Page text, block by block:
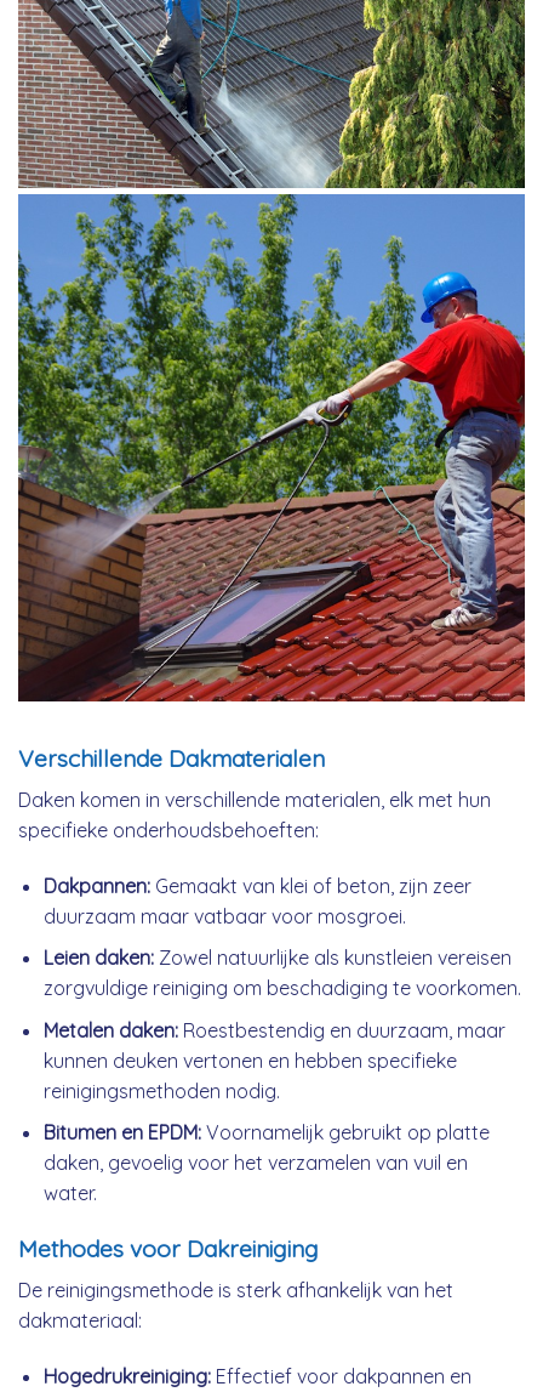
Verschillende Dakmaterialen
Daken komen in verschillende materialen, elk met hun
specifieke onderhoudsbehoeften:
Dakpannen:Gemaakt van klei of beton, zijn zeer
duurzaam maar vatbaar voor mosgroei.
Leien daken:Zowel natuurlijke als kunstleien vereisen
zorgvuldige reiniging om beschadiging te voorkomen.
Metalen daken:Roestbestendig en duurzaam, maar
kunnen deuken vertonen en hebben specifieke
reinigingsmethoden nodig.
Bitumen en EPDM:Voornamelijk gebruikt op platte
daken, gevoelig voor het verzamelen van vuil en
water.
Methodes voor Dakreiniging
De reinigingsmethode is sterk afhankelijk van het
dakmateriaal:
Hogedrukreiniging:Effectief voor dakpannen en